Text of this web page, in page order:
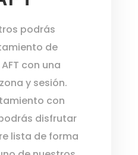
podrás
de
con una
y sesión.
con
disfrutar
lista de forma